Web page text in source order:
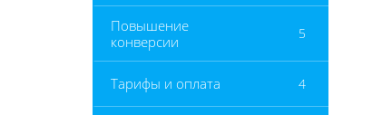
Повышение
конверсии
5
Тарифы и оплата 4